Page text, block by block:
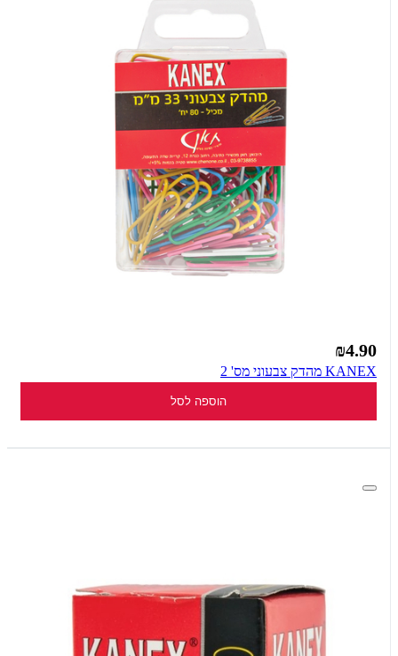
₪4.90
KANEX מהדק צבעוני מס' 2
הוספה לסל